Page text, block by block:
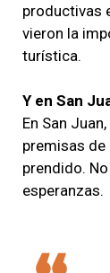
productivas
vieron la
turística.
Y en San
En San
premisas de
prendido.
esperanzas.